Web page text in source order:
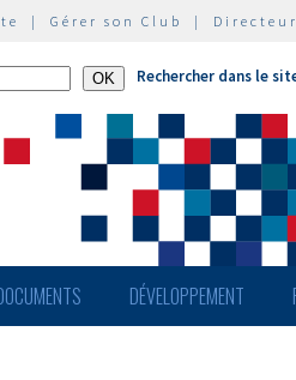
| Gérer son Club |
Rechercher dans le
DÉVELOPPEMENT